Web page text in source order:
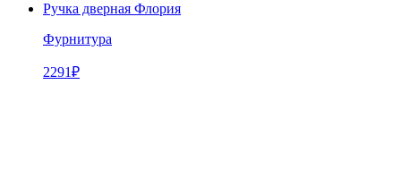
Ручка дверная Флория
Фурнитура
2291₽